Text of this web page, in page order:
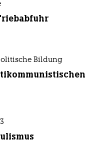
Bildung